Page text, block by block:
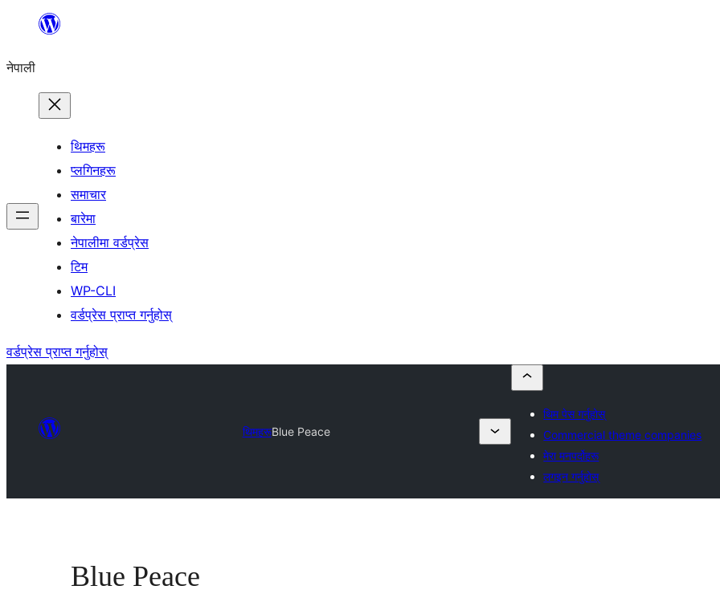
सामग्रीमा
नेपाली
थिमहरू
प्लगिनहरू
समाचार
बारेमा
नेपालीमा वर्डप्रेस
टिम
WP-CLI
वर्डप्रेस प्राप्त गर्नुहोस्
वर्डप्रेस प्राप्त गर्नुहोस्
थिमहरूBlue Peace
थिम पेस गर्नुहोस्
Commercial theme companies
मेरा मनपर्दोहरू
लगइन गर्नुहोस्
Blue Peace